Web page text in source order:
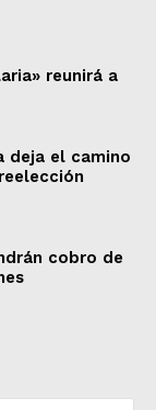
reunirá a
deja el camino
cobro de